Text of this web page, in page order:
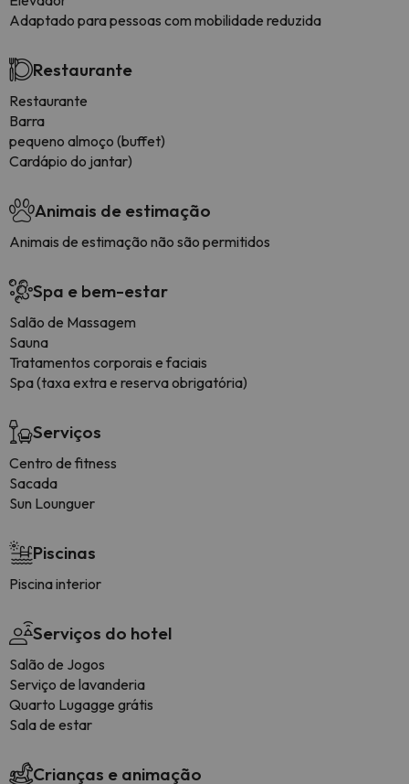
Adaptado para pessoas com mobilidade reduzida
Restaurante
Restaurante
Barra
pequeno almoço (buffet)
Cardápio do jantar)
Animais de estimação
Animais de estimação não são permitidos
Spa e bem-estar
Salão de Massagem
Sauna
Tratamentos corporais e faciais
Spa (taxa extra e reserva obrigatória)
Serviços
Centro de fitness
Sacada
Sun Lounguer
Piscinas
Piscina interior
Serviços do hotel
Salão de Jogos
Serviço de lavanderia
Quarto Lugagge grátis
Sala de estar
Crianças e animação